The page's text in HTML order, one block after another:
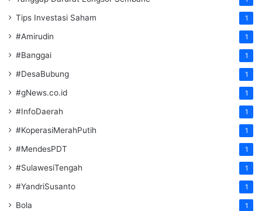
Tips Investasi Saham 1
#Amirudin 1
#Banggai 1
#DesaBubung 1
#gNews.co.id 1
#InfoDaerah 1
#KoperasiMerahPutih 1
#MendesPDT 1
#SulawesiTengah 1
#YandriSusanto 1
Bola 1